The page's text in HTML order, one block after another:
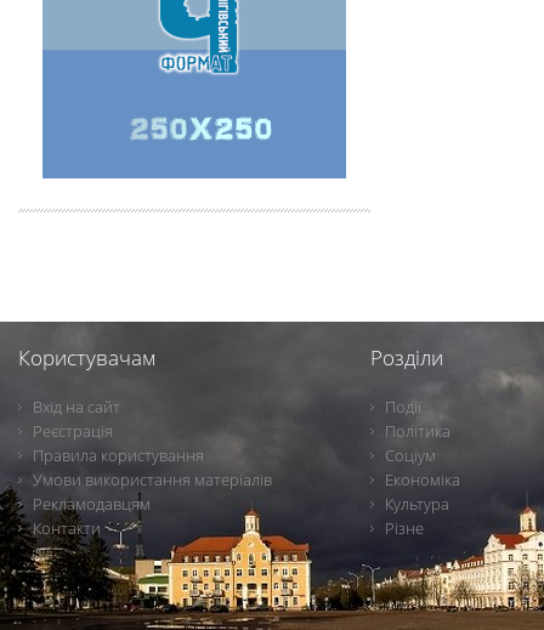
Користувачам
Вхід на сайт
Реєстрація
Правила користування
Умови використання матеріалів
Рекламодавцям
Контакти
Розділи
Події
Політика
Соціум
Економіка
Культура
Різне